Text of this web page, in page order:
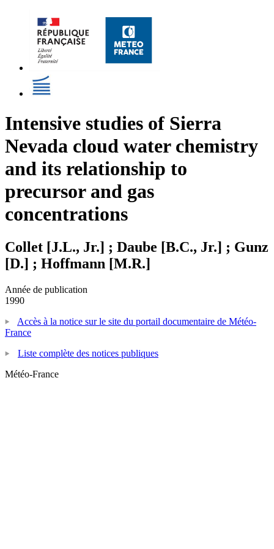
Intensive studies of Sierra
Nevada cloud water chemistry
and its relationship to
precursor and gas
concentrations
Collet [J.L., Jr.] ; Daube [B.C., Jr.] ; Gunz
[D.] ; Hoffmann [M.R.]
Année de publication
1990
Accès à la notice sur le site du portail documentaire de Météo-
France
Liste complète des notices publiques
Météo-France